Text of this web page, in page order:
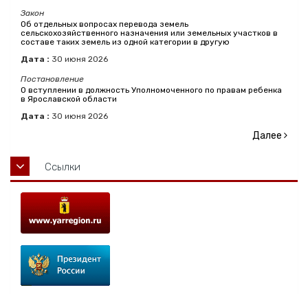
Закон
Об отдельных вопросах перевода земель
сельскохозяйственного назначения или земельных участков в
составе таких земель из одной категории в другую
Дата : 30 июня 2026
Постановление
О вступлении в должность Уполномоченного по правам ребенка
в Ярославской области
Дата : 30 июня 2026
Далее
Ссылки